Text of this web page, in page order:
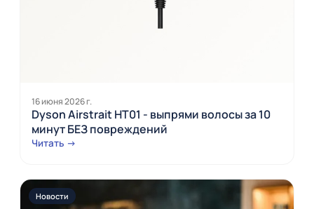
16 июня 2026 г.
Dyson Airstrait HT01 - выпрями волосы за 10
минут БЕЗ повреждений
Читать →
Новости